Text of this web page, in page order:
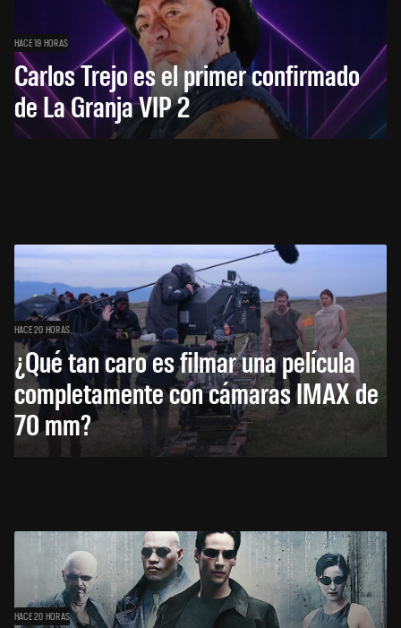
HACE 19 HORAS
Carlos Trejo es el primer confirmado
de La Granja VIP 2
HACE 20 HORAS
¿Qué tan caro es filmar una película
completamente con cámaras IMAX de
70 mm?
HACE 20 HORAS